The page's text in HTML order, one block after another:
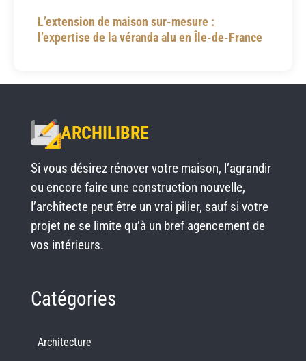
L’extension de maison sur-mesure :
l’expertise de la véranda alu en Île-de-France
ARCHILIBRE
Si vous désirez rénover votre maison, l’agrandir
ou encore faire une construction nouvelle,
l’architecte peut être un vrai pilier, sauf si votre
projet ne se limite qu’à un bref agencement de
vos intérieurs.
Catégories
Architecture